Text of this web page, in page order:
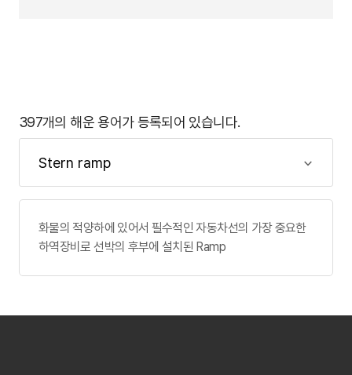
397개의 해운 용어가 등록되어 있습니다.
화물의 적양하에 있어서 필수적인 자동차선의 가장 중요한
하역장비로 선박의 후부에 설치된 Ramp